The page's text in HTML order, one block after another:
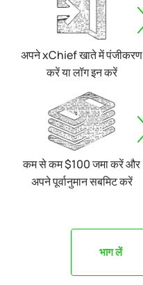
अपने xChief खाते में पंजीकरण
करें या लॉग इन करें
कम से कम $100 जमा करें और
अपने पूर्वानुमान सबमिट करें
भाग लें